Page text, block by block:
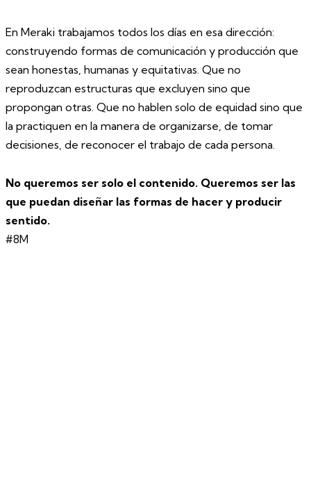
En Meraki trabajamos todos los días en esa dirección:
construyendo formas de comunicación y producción que
sean honestas, humanas y equitativas. Que no
reproduzcan estructuras que excluyen sino que
propongan otras. Que no hablen solo de equidad sino que
la practiquen en la manera de organizarse, de tomar
decisiones, de reconocer el trabajo de cada persona.
No queremos ser solo el contenido. Queremos ser las
que puedan diseñar las formas de hacer y producir
sentido.
#8M